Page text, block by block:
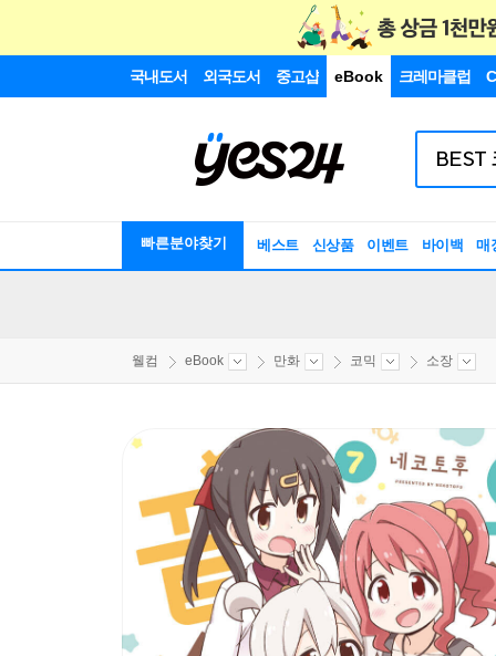
국내도서 외국도서 중고샵 eBook 크레마클럽
빠른분야찾기 베스트 신상품 이벤트 바이백 매
웰컴 eBook 만화 코믹 소장